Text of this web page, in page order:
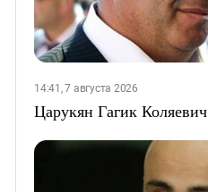
14:41, 7 августа 2026
Царукян Гагик Коляевич